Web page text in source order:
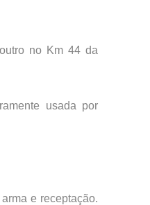
no Km 44 da
usada por
e receptação.